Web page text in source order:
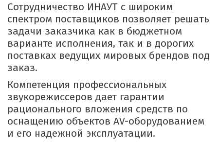
Сотрудничество ИНАУТ с широким
спектром поставщиков позволяет решать
задачи заказчика как в бюджетном
варианте исполнения, так и в дорогих
поставках ведущих мировых брендов под
заказ.
Компетенция профессиональных
звукорежиссеров дает гарантии
рационального вложения средств по
оснащению объектов AV-оборудованием
и его надежной эксплуатации.